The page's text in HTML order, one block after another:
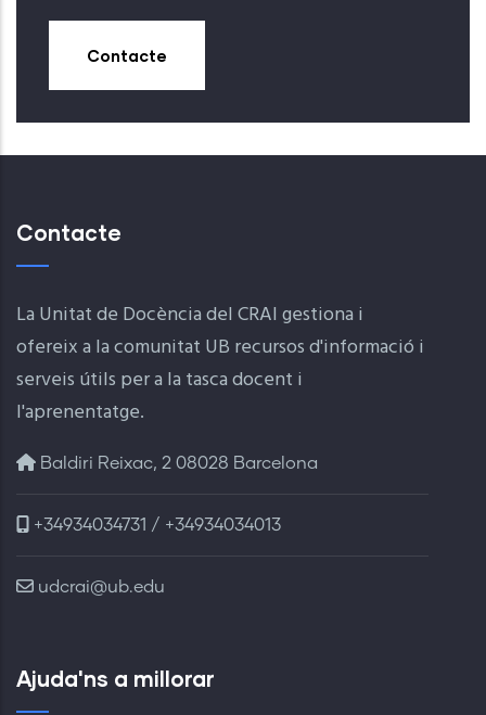
Contacte
Contacte
La Unitat de Docència del CRAI gestiona i
ofereix a la comunitat UB recursos d'informació i
serveis útils per a la tasca docent i
l'aprenentatge.
Baldiri Reixac, 2 08028 Barcelona
+34934034731 / +34934034013
udcrai@ub.edu
Ajuda'ns a millorar